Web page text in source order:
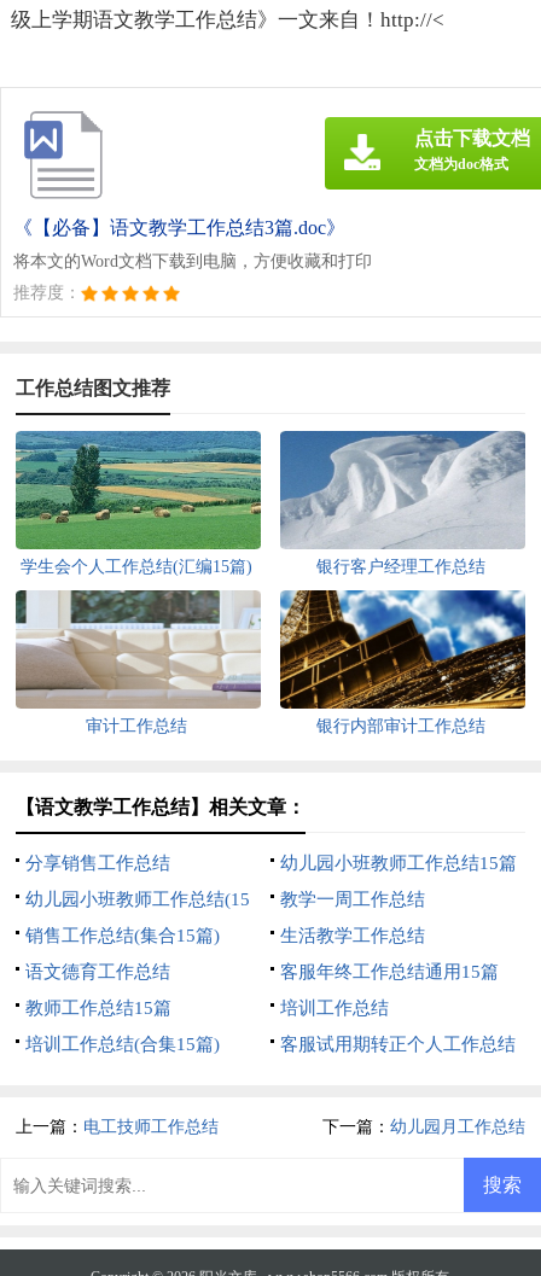
级上学期语文教学工作总结》一文来自！http://<
《【必备】语文教学工作总结3篇.doc》
将本文的Word文档下载到电脑，方便收藏和打印
推荐度：
点击下载文档
文档为doc格式
工作总结图文推荐
学生会个人工作总结(汇编15篇) 银行客户经理工作总结
审计工作总结 银行内部审计工作总结
【语文教学工作总结】相关文章：
分享销售工作总结
幼儿园小班教师工作总结15篇
幼儿园小班教师工作总结(15
篇)
教学一周工作总结
销售工作总结(集合15篇)
生活教学工作总结
语文德育工作总结
客服年终工作总结通用15篇
教师工作总结15篇
培训工作总结
培训工作总结(合集15篇)
客服试用期转正个人工作总结
上一篇： 电工技师工作总结 下一篇： 幼儿园月工作总结